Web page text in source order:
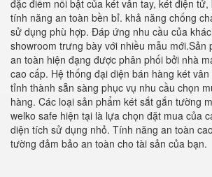
đặc điểm nổi bật của két vân tay, két điện
tính năng an toàn bền bỉ. khả năng chống
sử dụng phù hợp. Đáp ứng nhu cầu của
showroom trưng bày với nhiều mẫu mới.Sản
an toàn hiện đạng được phân phối bởi nhà
cao cấp. Hệ thống đại diện bán hàng két
tỉnh thành sẵn sàng phục vụ nhu cầu chọn
hàng. Các loại sản phẩm két sắt gắn tường
welko safe hiện tại là lựa chọn đặt mua của
diện tích sử dụng nhỏ. Tính năng an toàn
tường đảm bảo an toàn cho tài sản của bạn.